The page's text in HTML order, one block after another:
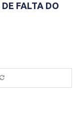
FALTA DO